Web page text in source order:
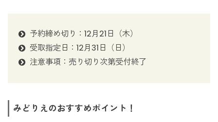
予約締め切り：12月21日（木）
受取指定日：12月31日（日）
注意事項：売り切り次第受付終了
みどりえのおすすめポイント！